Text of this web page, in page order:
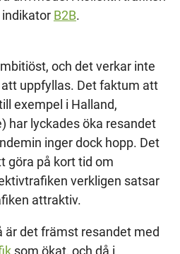
B2B.
och det verkar inte
uppfyllas. Det faktum att
exempel i Halland,
har lyckades öka resandet
inger dock hopp. Det
göra på kort tid om
verkligen satsar
attraktiv.
är det främst resandet med
som ökat, och då i